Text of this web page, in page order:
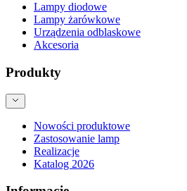
Lampy diodowe
Lampy żarówkowe
Urządzenia odblaskowe
Akcesoria
Produkty
Nowości produktowe
Zastosowanie lamp
Realizacje
Katalog 2026